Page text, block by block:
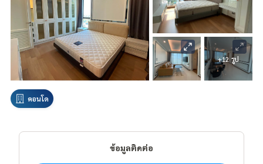
+12 รูป
คอนโด
ข้อมูลติดต่อ